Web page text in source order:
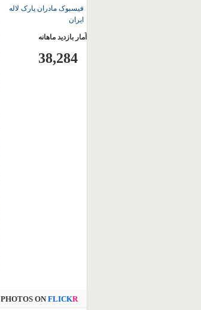
فیسبوک مادران پارک لاله
ایران
آمار بازدید ماهانه
38,284
PHOTOS ON FLICKR